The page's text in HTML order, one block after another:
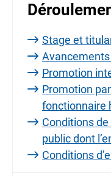
Stage et
Avancements
Promotion
Promotion
fonctionnaire
Conditions
public dont
Conditions